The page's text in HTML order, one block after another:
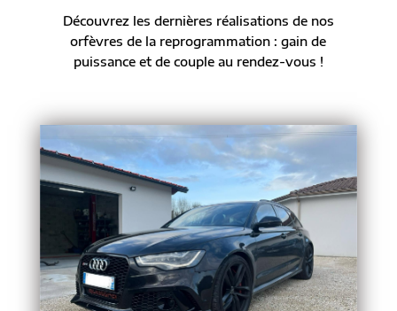
Découvrez les dernières réalisations de nos
orfèvres de la reprogrammation : gain de
puissance et de couple au rendez-vous !